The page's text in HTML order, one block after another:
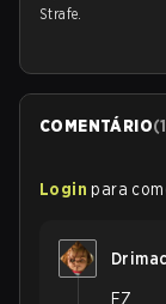
Strafe.
COMENTÁRIO(
Login para
EZ